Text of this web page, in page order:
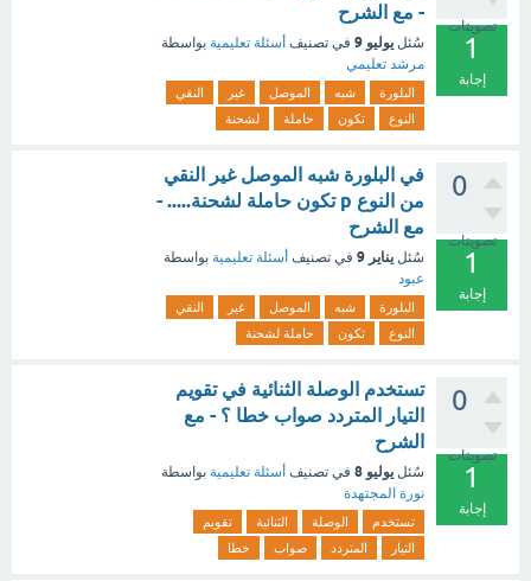
تصويتات
1
إجابة
- مع الشرح
سُئل يوليو 9 في تصنيف أسئلة تعليمية بواسطة
مرشد تعليمي
البلورة شبه الموصل غير
النقي
النوع
تكون حاملة لشحنة
0
تصويتات
1
إجابة
في البلورة شبه الموصل غير النقي
من النوع p تكون حاملة لشحنة..... -
مع الشرح
سُئل يناير 9 في تصنيف أسئلة تعليمية بواسطة
عبود
البلورة شبه الموصل غير
النقي
النوع
تكون حاملة لشحنة
0
تصويتات
1
إجابة
تستخدم الوصلة الثنائية في تقويم
التيار المتردد صواب خطا ؟ - مع
الشرح
سُئل يوليو 8 في تصنيف أسئلة تعليمية بواسطة
نورة المجتهدة
تستخدم الوصلة الثنائية
تقويم
التيار
المتردد صواب خطا